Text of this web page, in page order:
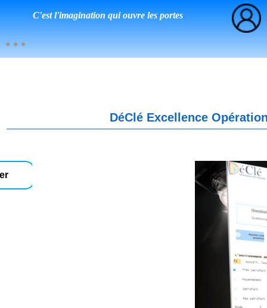
C'est l'imagination qui ouvre les portes
DéClé Excellence